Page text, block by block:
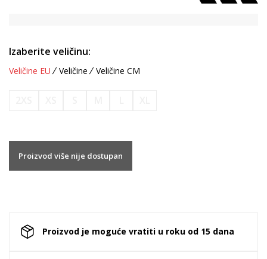
Izaberite veličinu:
Veličine EU Veličine Veličine CM
Proizvod više nije dostupan
Proizvod je moguće vratiti u roku od 15 dana